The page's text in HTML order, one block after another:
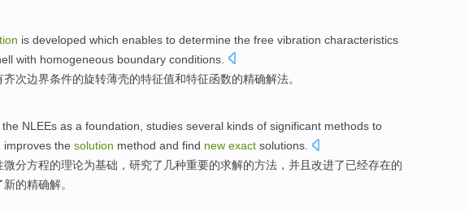
is developed which enables to determine the free vibration characteristics
with homogeneous boundary conditions
齐次边界条件的旋转薄壳的特征值和特征函数的精确解法。
the NLEEs as a foundation, studies several kinds of significant methods to
improves the solution method and find new exact solutions.
微分方程的理论为基础 ， 研究了 几种重要的求解的方法 ，并且 改进了已经存在的
新的精确解。